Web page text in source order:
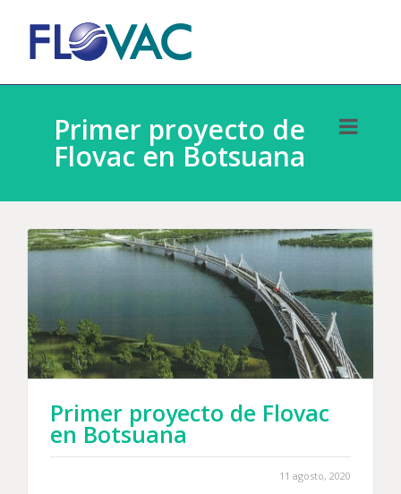
Primer proyecto de
Flovac en Botsuana
Primer proyecto de Flovac
en Botsuana
11 agosto, 2020